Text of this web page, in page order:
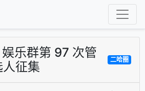
乐群第 97 次管
征集
二哈圈